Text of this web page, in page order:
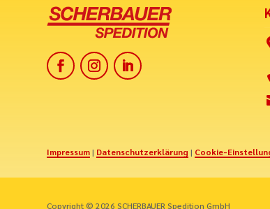
Impressum| Datenschutzerklärung | Cookie-
Copyright © 2026 SCHERBAUER Spedition GmbH